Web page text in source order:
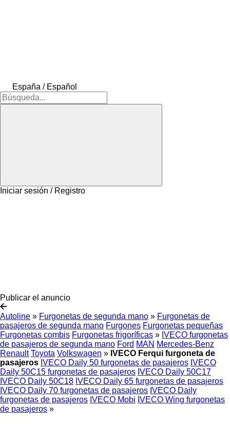
España / Español
Iniciar sesión / Registro
Publicar el anuncio
Autoline » Furgonetas de segunda mano » Furgonetas de
pasajeros de segunda mano Furgones Furgonetas pequeñas
Furgonetas combis Furgonetas frigoríficas » IVECO furgonetas
de pasajeros de segunda mano Ford MAN Mercedes-Benz
Renault Toyota Volkswagen » IVECO Ferqui furgoneta de
pasajeros IVECO Daily 50 furgonetas de pasajeros IVECO
Daily 50C15 furgonetas de pasajeros IVECO Daily 50C17
IVECO Daily 50C18 IVECO Daily 65 furgonetas de pasajeros
IVECO Daily 70 furgonetas de pasajeros IVECO Daily
furgonetas de pasajeros IVECO Mobi IVECO Wing furgonetas
de pasajeros »